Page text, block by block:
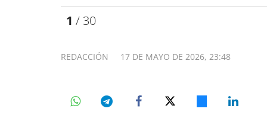
1 / 30
17 DE MAYO DE 2026, 23:48
REDACCIÓN